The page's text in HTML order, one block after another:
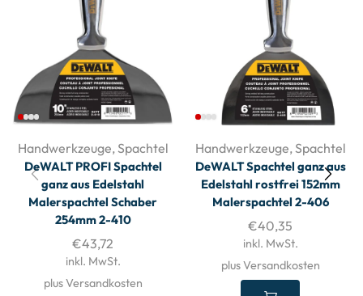
Handwerkzeuge, Spachtel
DeWALT PROFI Spachtel
ganz aus Edelstahl
Malerspachtel Schaber
254mm 2-410
€43,72
inkl. MwSt.
plus Versandkosten
Handwerkzeuge, Spachtel
DeWALT Spachtel ganz aus
Edelstahl rostfrei 152mm
Malerspachtel 2-406
€40,35
inkl. MwSt.
plus Versandkosten